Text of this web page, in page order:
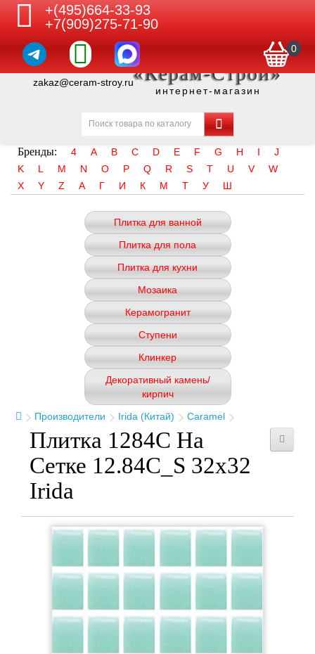
+(495)664-33-93
+7(909)275-71-90
0
zakaz@ceram-stroy.ru«Керам-Строй»
интернет-магазин
Бренды: 4 A B C D E F G H I
J
K
L M N O P Q R S T U V
W
X
Y Z А Г И К М Т У Ш
Плитка для ванной
Плитка для пола
Плитка для кухни
Мозаика
Керамогранит
Ступени
Клинкер
Декоративный камень/
кирпич
Производители
Irida (Китай) Caramel
Плитка 1284C На
Сетке 12.84C_S 32x32
Irida